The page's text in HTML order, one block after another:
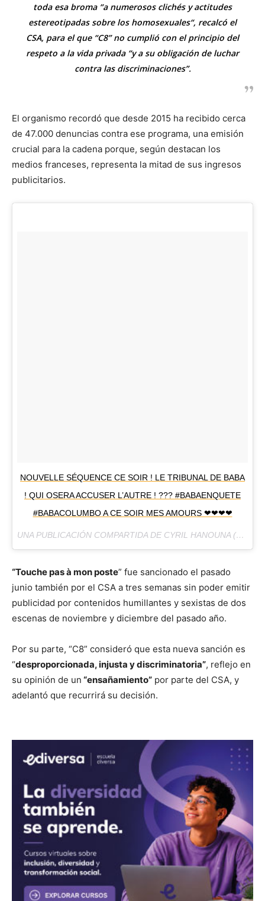
toda esa broma “a numerosos clichés y actitudes
estereotipadas sobre los homosexuales“, recalcó el
CSA, para el que “C8” no cumplió con el principio del
respeto a la vida privada “y a su obligación de luchar
contra las discriminaciones”.
El organismo recordó que desde 2015 ha recibido cerca
de 47.000 denuncias contra ese programa, una emisión
crucial para la cadena porque, según destacan los
medios franceses, representa la mitad de sus ingresos
publicitarios.
NOUVELLE SÉQUENCE CE SOIR ! LE TRIBUNAL DE BABA
! QUI OSERA ACCUSER L’AUTRE ! ??? #BABAENQUETE
#BABACOLUMBO A CE SOIR MES AMOURS ❤❤❤❤
UNA PUBLICACIÓN COMPARTIDA DE CYRIL HANOUNA (@CYRILHANOUNA) EL
“Touche pas à mon poste” fue sancionado el pasado
junio también por el CSA a tres semanas sin poder emitir
publicidad por contenidos humillantes y sexistas de dos
escenas de noviembre y diciembre del pasado año.
Por su parte, “C8” consideró que esta nueva sanción es
“desproporcionada, injusta y discriminatoria”, reflejo en
su opinión de un “ensañamiento” por parte del CSA, y
adelantó que recurrirá su decisión.